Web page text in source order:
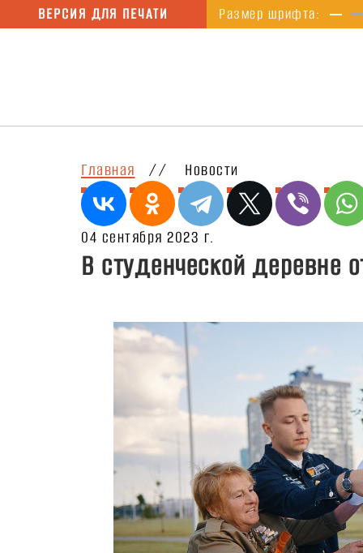
ВЕРСИЯ ДЛЯ ПЕЧАТИ Размер шрифта:
Главная // Новости
04 сентября 2023 г.
В студенческой деревне